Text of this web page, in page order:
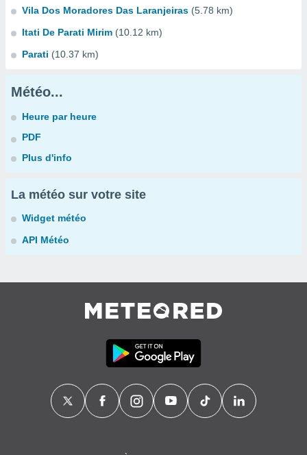
Vila Dos Moradores Das Laranjeiras (5.78 km)
Itati De Parati Mirim (10.12 km)
Parati (10.37 km)
Météo...
Heure par heure
PDF
Plus d'info
La météo sur votre site
Widget météo
API Météo